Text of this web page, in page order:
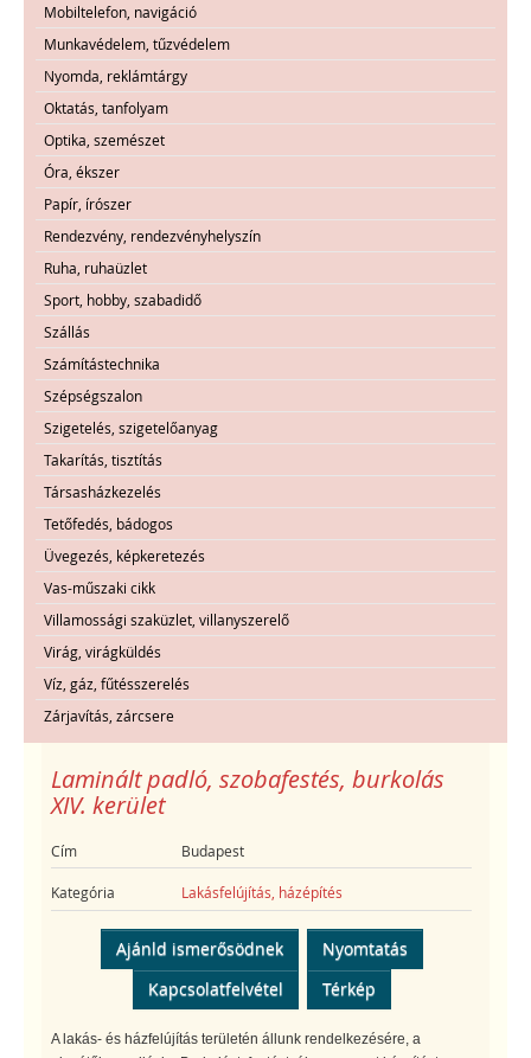
Mobiltelefon, navigáció
Munkavédelem, tűzvédelem
Nyomda, reklámtárgy
Oktatás, tanfolyam
Optika, szemészet
Óra, ékszer
Papír, írószer
Rendezvény, rendezvényhelyszín
Ruha, ruhaüzlet
Sport, hobby, szabadidő
Szállás
Számítástechnika
Szépségszalon
Szigetelés, szigetelőanyag
Takarítás, tisztítás
Társasházkezelés
Tetőfedés, bádogos
Üvegezés, képkeretezés
Vas-műszaki cikk
Villamossági szaküzlet, villanyszerelő
Virág, virágküldés
Víz, gáz, fűtésszerelés
Zárjavítás, zárcsere
Laminált padló, szobafestés, burkolás
XIV. kerület
Cím Budapest
Kategória Lakásfelújítás, házépítés
Ajánld ismerősödnek
Nyomtatás
Kapcsolatfelvétel
Térkép
A lakás- és házfelújítás területén állunk rendelkezésére, a